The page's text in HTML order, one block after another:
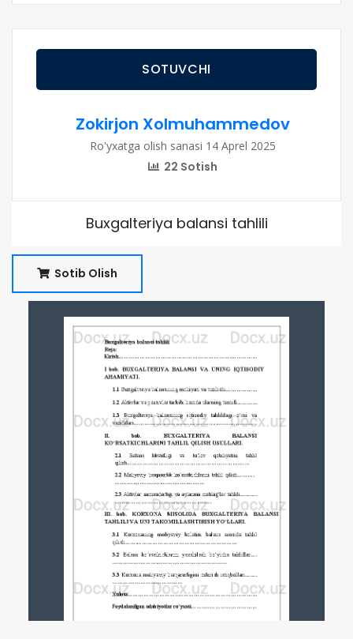
SOTUVCHI
Zokirjon Xolmuhammedov
Ro'yxatga olish sanasi 14 Aprel 2025
22 Sotish
Buxgalteriya balansi tahlili
Sotib Olish